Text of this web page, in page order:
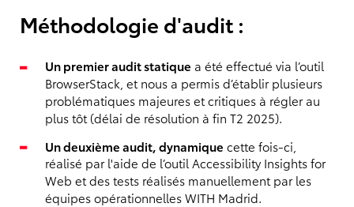
Méthodologie d'audit :
Un premier audit statique a été effectué via l’outil
BrowserStack, et nous a permis d’établir plusieurs
problématiques majeures et critiques à régler au
plus tôt (délai de résolution à fin T2 2025).
Un deuxième audit, dynamique cette fois-ci,
réalisé par l'aide de l’outil Accessibility Insights for
Web et des tests réalisés manuellement par les
équipes opérationnelles WITH Madrid.